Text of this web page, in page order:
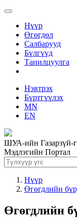
Нүүр
Өгөгдөл
Салбарууд
Бүлгүүд
Танилцуулга
Нэвтрэх
Бүртгүүлэх
MN
EN
ШУА-ийн Газарзүй-
Мэдлэгийн Портал
Нүүр
Өгөгдлийн
Өгөгдлийн